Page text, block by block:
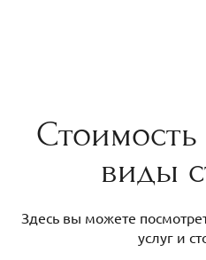
виды
Здесь вы можете
услуг и